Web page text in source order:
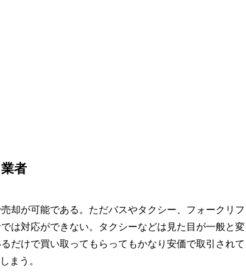
者
却が可能である。ただバスやタクシー、フォークリフ
は対応ができない。タクシーなどは見た目が一般と変
だけで買い取ってもらってもかなり安価で取引されて
しまう。